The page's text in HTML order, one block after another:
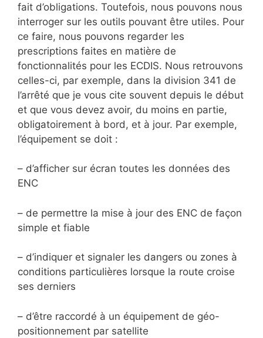
fait d’obligations. Toutefois, nous pouvons nous
interroger sur les outils pouvant être utiles. Pour
ce faire, nous pouvons regarder les
prescriptions faites en matière de
fonctionnalités pour les ECDIS. Nous retrouvons
celles-ci, par exemple, dans la division 341 de
l’arrêté que je vous cite souvent depuis le début
et que vous devez avoir, du moins en partie,
obligatoirement à bord, et à jour. Par exemple,
l’équipement se doit :
– d’afficher sur écran toutes les données des
ENC
– de permettre la mise à jour des ENC de façon
simple et fiable
– d’indiquer et signaler les dangers ou zones à
conditions particulières lorsque la route croise
ses derniers
– d’être raccordé à un équipement de géo-
positionnement par satellite